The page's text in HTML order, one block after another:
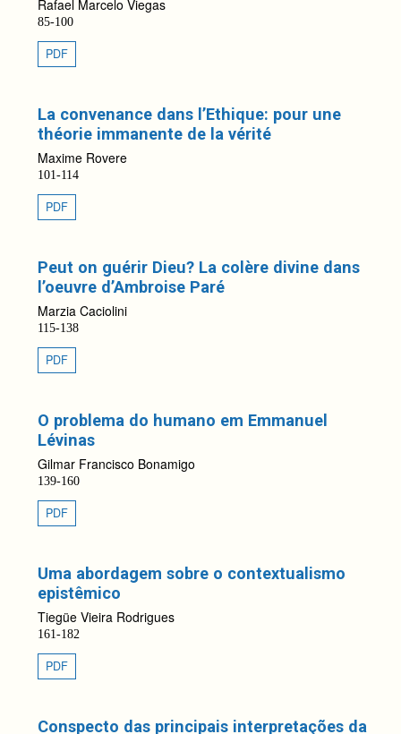
Rafael Marcelo Viegas
85-100
PDF
La convenance dans l’Ethique: pour une
théorie immanente de la vérité
Maxime Rovere
101-114
PDF
Peut on guérir Dieu? La colère divine dans
l’oeuvre d’Ambroise Paré
Marzia Caciolini
115-138
PDF
O problema do humano em Emmanuel
Lévinas
Gilmar Francisco Bonamigo
139-160
PDF
Uma abordagem sobre o contextualismo
epistêmico
Tiegüe Vieira Rodrigues
161-182
PDF
Conspecto das principais interpretações da